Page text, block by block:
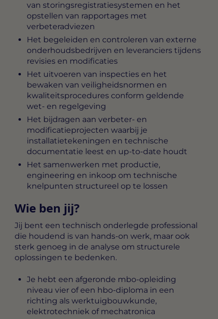
van storingsregistratiesystemen en het
opstellen van rapportages met
verbeteradviezen
Het begeleiden en controleren van externe
onderhoudsbedrijven en leveranciers tijdens
revisies en modificaties
Het uitvoeren van inspecties en het
bewaken van veiligheidsnormen en
kwaliteitsprocedures conform geldende
wet- en regelgeving
Het bijdragen aan verbeter- en
modificatieprojecten waarbij je
installatietekeningen en technische
documentatie leest en up-to-date houdt
Het samenwerken met productie,
engineering en inkoop om technische
knelpunten structureel op te lossen
Wie ben jij?
Jij bent een technisch onderlegde professional
die houdend is van hands-on werk, maar ook
sterk genoeg in de analyse om structurele
oplossingen te bedenken.
Je hebt een afgeronde mbo-opleiding
niveau vier of een hbo-diploma in een
richting als werktuigbouwkunde,
elektrotechniek of mechatronica